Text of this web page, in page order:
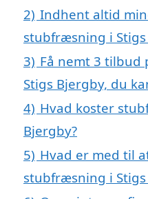
2) Indhent altid
stubfræsning i
3) Få nemt 3
Stigs Bjergby, du
4) Hvad koster
Bjergby?
5) Hvad er med til
stubfræsning i Stigs